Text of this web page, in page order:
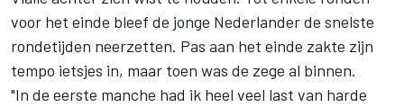
voor het einde bleef de jonge Nederlander de snelste
rondetijden neerzetten. Pas aan het einde zakte zijn
tempo ietsjes in, maar toen was de zege al binnen.
"In de eerste manche had ik heel veel last van harde